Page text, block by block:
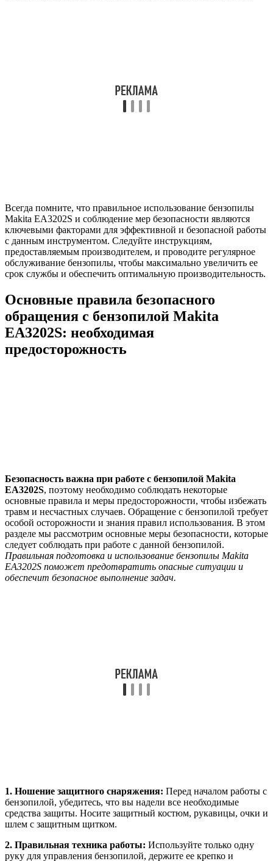
Всегда помните, что правильное использование бензопилы
Makita EA3202S и соблюдение мер безопасности являются
ключевыми факторами для эффективной и безопасной работы
с данным инструментом. Следуйте инструкциям,
предоставляемым производителем, и проводите регулярное
обслуживание бензопилы, чтобы максимально увеличить ее
срок службы и обеспечить оптимальную производительность.
Основные правила безопасного
обращения с бензопилой Makita
EA3202S: необходимая
предосторожность
Безопасность важна при работе с бензопилой Makita
EA3202S, поэтому необходимо соблюдать некоторые
основные правила и меры предосторожности, чтобы избежать
травм и несчастных случаев. Обращение с бензопилой требует
особой осторожности и знания правил использования. В этом
разделе мы рассмотрим основные меры безопасности, которые
следует соблюдать при работе с данной бензопилой.
Правильная подготовка и использование бензопилы Makita
EA3202S поможет предотвратить опасные ситуации и
обеспечит безопасное выполнение задач.
1. Ношение защитного снаряжения: Перед началом работы с
бензопилой, убедитесь, что вы надели все необходимые
средства защиты. Носите защитный костюм, рукавицы, очки и
шлем с защитным щитком.
2. Правильная техника работы: Используйте только одну
руку для управления бензопилой, держите ее крепко и